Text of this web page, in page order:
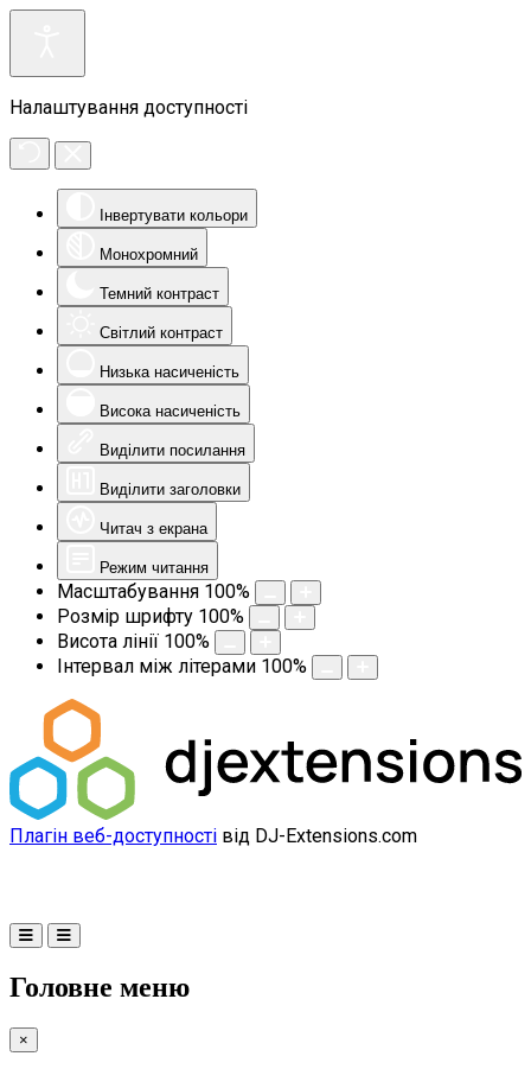
Налаштування доступності
Інвертувати кольори
Монохромний
Темний контраст
Світлий контраст
Низька насиченість
Висока насиченість
Виділити посилання
Виділити заголовки
Читач з екрана
Режим читання
Масштабування 100%
Розмір шрифту 100%
Висота лінії 100%
Інтервал між літерами 100%
Плагін веб-доступності від DJ-Extensions.com
Головне меню
×